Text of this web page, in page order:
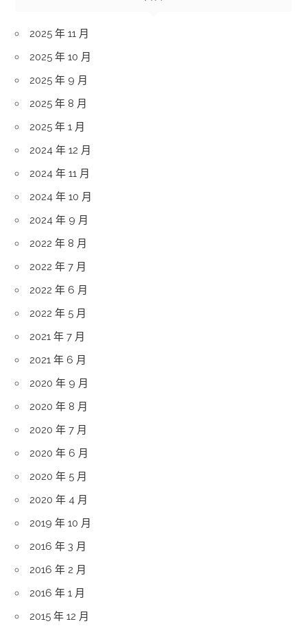
2025 年 11 月
2025 年 10 月
2025 年 9 月
2025 年 8 月
2025 年 1 月
2024 年 12 月
2024 年 11 月
2024 年 10 月
2024 年 9 月
2022 年 8 月
2022 年 7 月
2022 年 6 月
2022 年 5 月
2021 年 7 月
2021 年 6 月
2020 年 9 月
2020 年 8 月
2020 年 7 月
2020 年 6 月
2020 年 5 月
2020 年 4 月
2019 年 10 月
2016 年 3 月
2016 年 2 月
2016 年 1 月
2015 年 12 月